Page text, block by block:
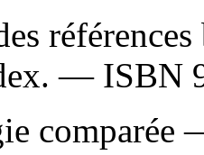
— ISBN